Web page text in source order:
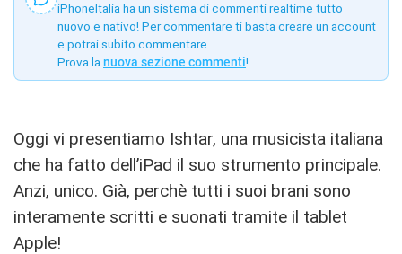
iPhoneItalia ha un sistema di commenti realtime tutto
nuovo e nativo! Per commentare ti basta creare un account
e potrai subito commentare.
Prova la nuova sezione commenti!
Oggi vi presentiamo Ishtar, una musicista italiana
che ha fatto dell’iPad il suo strumento principale.
Anzi, unico. Già, perchè tutti i suoi brani sono
interamente scritti e suonati tramite il tablet
Apple!